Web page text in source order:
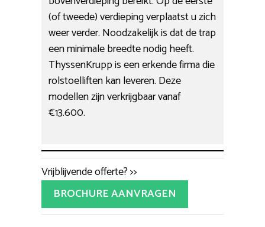
(of tweede) verdieping verplaatst u zich
weer verder. Noodzakelijk is dat de trap
een minimale breedte nodig heeft.
ThyssenKrupp is een erkende firma die
rolstoelliften kan leveren. Deze
modellen zijn verkrijgbaar vanaf
€13.600.
Vrijblijvende offerte? >>
BROCHURE AANVRAGEN